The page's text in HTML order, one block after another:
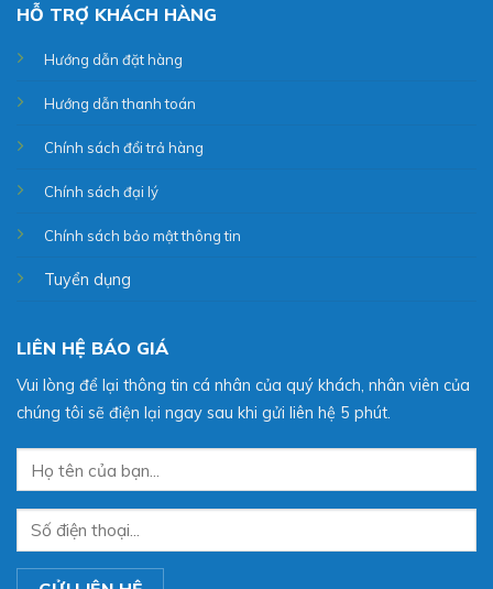
HỖ TRỢ KHÁCH HÀNG
Hướng dẫn đặt hàng
Hướng dẫn thanh toán
Chính sách đổi trả hàng
Chính sách đại lý
Chính sách bảo mật thông tin
Tuyển dụng
LIÊN HỆ BÁO GIÁ
Vui lòng để lại thông tin cá nhân của quý khách, nhân viên của
chúng tôi sẽ điện lại ngay sau khi gửi liên hệ 5 phút.